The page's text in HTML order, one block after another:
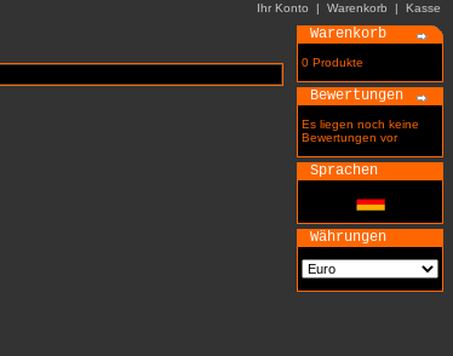
Ihr Konto | Warenkorb | Kasse
Warenkorb
0 Produkte
Bewertungen
Es liegen noch keine
Bewertungen vor
Sprachen
Währungen